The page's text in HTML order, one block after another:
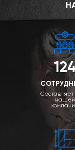
нашей